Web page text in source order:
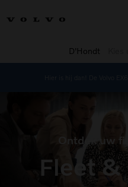
D'Hondt
Hier is hij dan! De Volvo
Ontdek uw
Fleet &